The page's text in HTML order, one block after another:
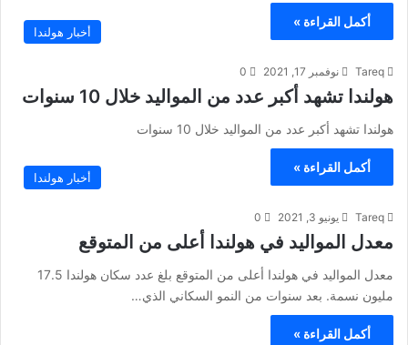
أكمل القراءة »
أخبار هولندا
Tareq نوفمبر 17, 2021 0
هولندا تشهد أكبر عدد من المواليد خلال 10 سنوات
هولندا تشهد أكبر عدد من المواليد خلال 10 سنوات
أكمل القراءة »
أخبار هولندا
Tareq يونيو 3, 2021 0
معدل المواليد في هولندا أعلى من المتوقع
معدل المواليد في هولندا أعلى من المتوقع بلغ عدد سكان هولندا 17.5
مليون نسمة. بعد سنوات من النمو السكاني الذي…
أكمل القراءة »